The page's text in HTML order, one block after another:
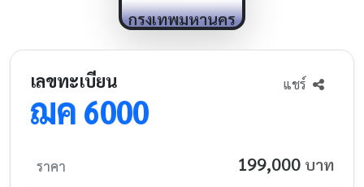
กรุงเทพมหานคร
เลขทะเบียน
ฌค 6000
แชร์
ราคา 199,000 บาท